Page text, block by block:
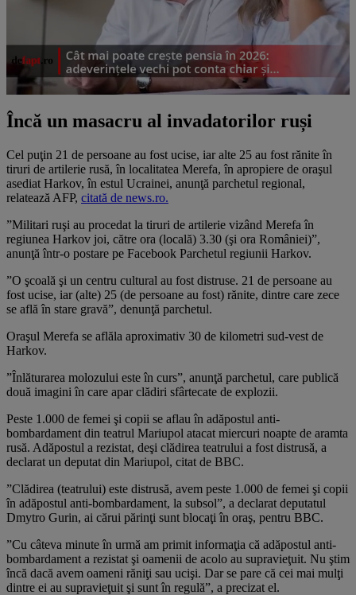
Încă un masacru al invadatorilor ruși
Cel puţin 21 de persoane au fost ucise, iar alte 25 au fost rănite în
tiruri de artilerie rusă, în localitatea Merefa, în apropiere de oraşul
asediat Harkov, în estul Ucrainei, anunţă parchetul regional,
relatează AFP, citată de news.ro.
”Militari ruşi au procedat la tiruri de artilerie vizând Merefa în
regiunea Harkov joi, către ora (locală) 3.30 (şi ora României)”,
anunţă într-o postare pe Facebook Parchetul regiunii Harkov.
”O şcoală şi un centru cultural au fost distruse. 21 de persoane au
fost ucise, iar (alte) 25 (de persoane au fost) rănite, dintre care zece
se află în stare gravă”, denunţă parchetul.
Oraşul Merefa se aflăla aproximativ 30 de kilometri sud-vest de
Harkov.
”Înlăturarea molozului este în curs”, anunţă parchetul, care publică
două imagini în care apar clădiri sfârtecate de explozii.
Peste 1.000 de femei şi copii se aflau în adăpostul anti-
bombardament din teatrul Mariupol atacat miercuri noapte de aramta
rusă. Adăpostul a rezistat, deşi clădirea teatrului a fost distrusă, a
declarat un deputat din Mariupol, citat de BBC.
”Clădirea (teatrului) este distrusă, avem peste 1.000 de femei şi copii
în adăpostul anti-bombardament, la subsol”, a declarat deputatul
Dmytro Gurin, ai cărui părinţi sunt blocaţi în oraş, pentru BBC.
”Cu câteva minute în urmă am primit informaţia că adăpostul anti-
bombardament a rezistat şi oamenii de acolo au supravieţuit. Nu ştim
încă dacă avem oameni răniţi sau ucişi. Dar se pare că cei mai mulţi
dintre ei au supravieţuit şi sunt în regulă”, a precizat el.